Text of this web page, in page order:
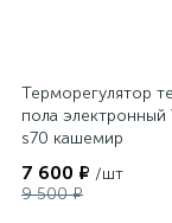
Терморегулятор
пола электронный
s70 кашемир
7 600 ₽ /шт
9 500 ₽